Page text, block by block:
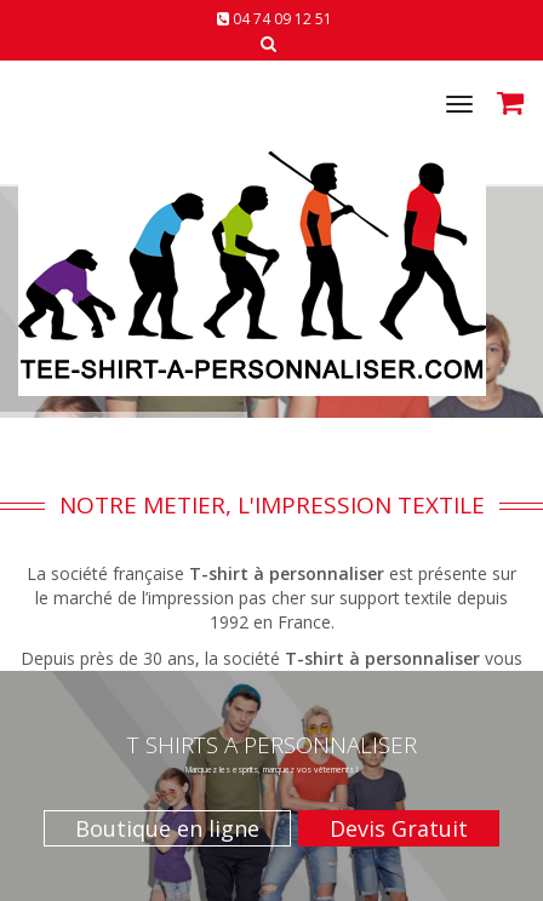
04 74 09 12 51
Toggle
TEXTILES A PERSONNALISER
T SHIRTS A PERSONNALISER
Marquez les esprits, marquez vos vêtements !
Boutique en ligne Devis Gratuit
NOTRE METIER, L'IMPRESSION TEXTILE
La société française T-shirt à personnaliser est présente sur
le marché de l’impression pas cher sur support textile depuis
1992 en France.
Depuis près de 30 ans, la société T-shirt à personnaliser vous
propose une impression personnalisée sur mesure pour tous
vos textiles : t-shirts, doudounes, ....etc
T shirt à personnaliser, simplifiez vous la vie :
suffisent pour commander en lignevotre vêtement ou autre
objet publicitaire
(possible de venir retirer au magasin à compter de cette année).